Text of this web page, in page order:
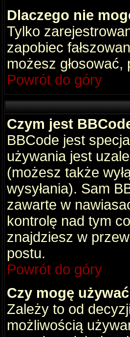
Dlaczego nie
Tylko
zapobiec
możesz
Powrót do góry
Czym jest
BBCode jest
używania jest
(możesz także
wysyłania). Sam
zawarte w
kontrolę nad tym
znajdziesz w
postu.
Powrót do góry
Czy mogę
Zależy to od
możliwością